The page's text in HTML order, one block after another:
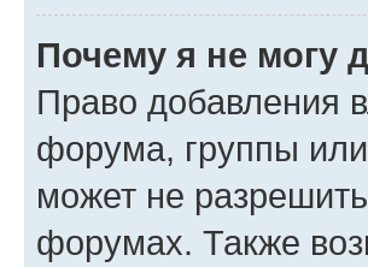
Почему я не могу
Право добавления
форума, группы
может не
форумах. Также